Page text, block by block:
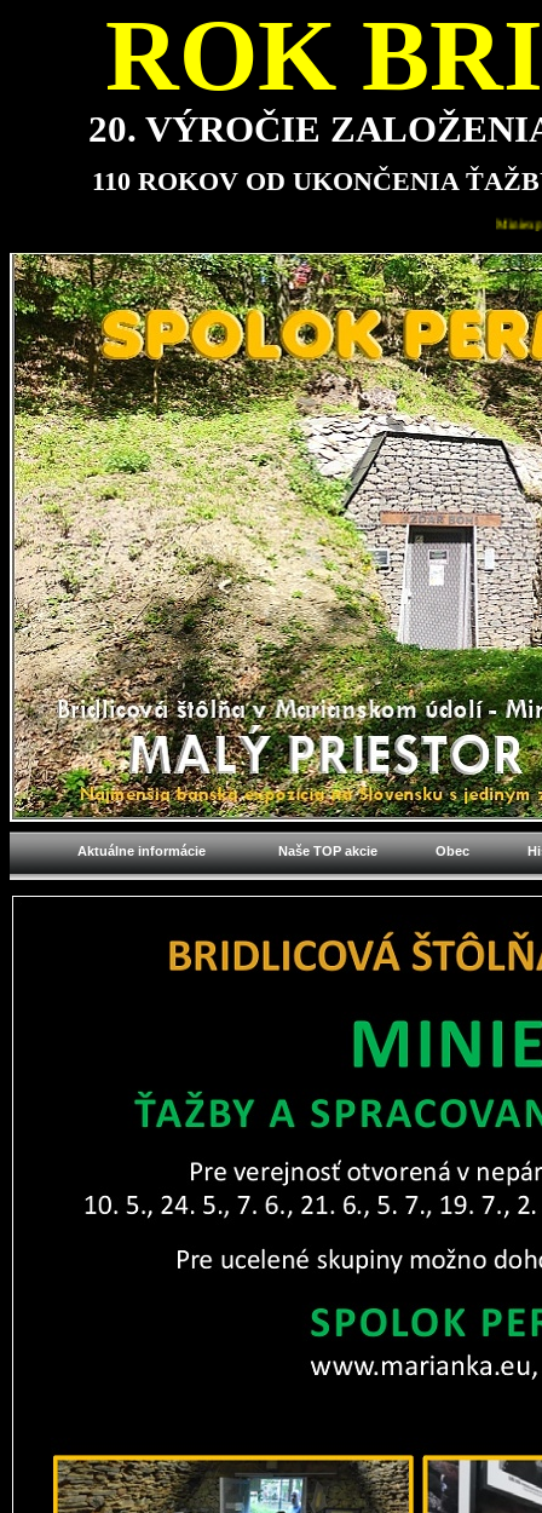
ROK
20. VÝROČIE
110 ROKOV OD UKONČENIA
Miniexpozícia bude pre návštevníkov najbližšie
Aktuálne informácie Naše TOP akcie Obec